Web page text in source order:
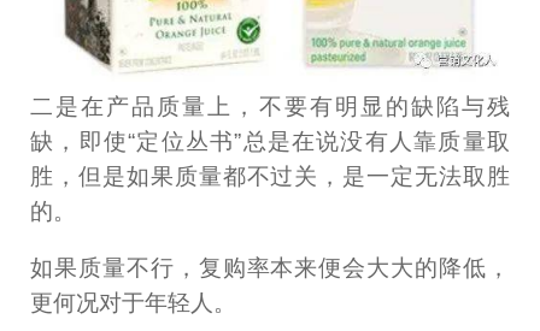
二是在产品质量上，不要有明显的缺陷与残
缺，即使“定位丛书”总是在说没有人靠质量取
胜，但是如果质量都不过关，是一定无法取胜
的。
如果质量不行，复购率本来便会大大的降低，
更何况对于年轻人。